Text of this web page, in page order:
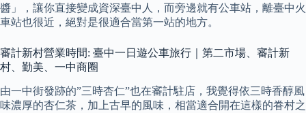
醬」，讓你直接變成資深臺中人，而旁邊就有公車站，離臺中火
車站也很近，絕對是很適合當第一站的地方。
審計新村營業時間: 臺中一日遊公車旅行｜第二市場、審計新
村、勤美、一中商圈
由一中街發跡的”三時杏仁”也在審計駐店，我覺得依三時香醇風
味濃厚的杏仁茶，加上古早的風味，相當適合開在這樣的眷村之